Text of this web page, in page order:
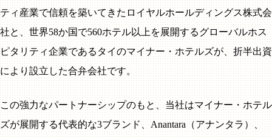
ティ産業で信頼を築いてきたロイヤルホールディングス株式会
社と、世界58か国で560ホテル以上を展開するグローバルホス
ピタリティ企業であるタイのマイナー・ホテルズが、折半出資
により設立した合弁会社です。
この強力なパートナーシップのもと、当社はマイナー・ホテル
ズが展開する代表的な3ブランド、Anantara（アナンタラ）、